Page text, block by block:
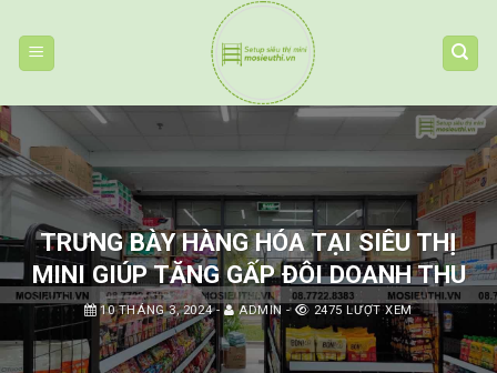
content
TRƯNG BÀY HÀNG HÓA TẠI SIÊU THỊ
MINI GIÚP TĂNG GẤP ĐÔI DOANH THU
10 THÁNG 3, 2024- ADMIN - 2475 LƯỢT XEM